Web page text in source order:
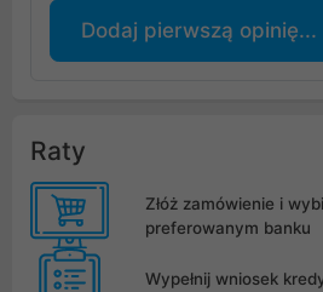
Dodaj pierwszą opinię...
Raty
Złóż zamówienie i
preferowanym banku
Wypełnij wniosek